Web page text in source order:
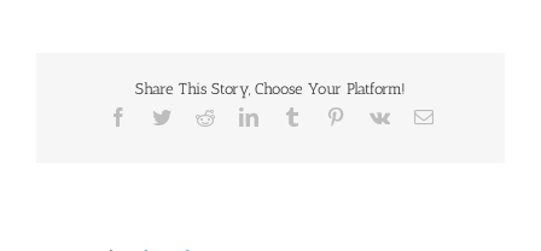
Share This Story, Choose Your Platform!
Facebook
TwitterRedditLinkedInTumblr Pinterest
Vk Email